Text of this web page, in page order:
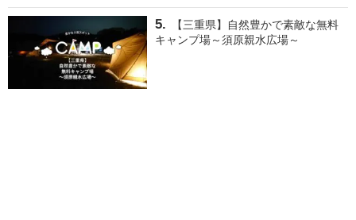
【三重県】自然豊かで素敵な無料
キャンプ場～須原親水広場～